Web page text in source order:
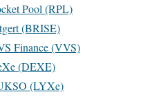
Pool (RPL)
(BRISE)
Finance (VVS)
(DEXE)
(LYXe)